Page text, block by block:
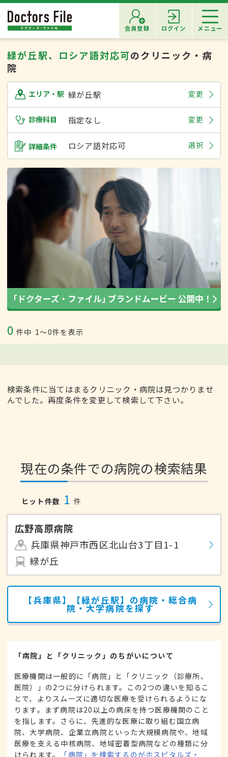
会員登録 ログイン メニュー
緑が丘駅、ロシア語対応可のクリニック・病
院
エリア・駅 緑が丘駅 変更
診療科目 指定なし 変更
詳細条件 ロシア語対応可 選択
0 件中 1〜0件を表示
検索条件に当てはまるクリニック・病院は見つかりませ
んでした。再度条件を変更して検索して下さい。
現在の条件での病院の検索結果
ヒット件数 1 件
広野高原病院
兵庫県神戸市西区北山台3丁目1-1
緑が丘
【兵庫県】【緑が丘駅】の病院・総合病
院・大学病院を探す
「病院」と「クリニック」のちがいについて
医療機関は一般的に「病院」と「クリニック（診療所、
医院）」の2つに分けられます。この2つの違いを知るこ
とで、よりスムーズに適切な医療を受けられるようにな
ります。まず病院は20以上の病床を持つ医療機関のこと
を指します。さらに、先進的な医療に取り組む国立病
院、大学病院、企業立病院といった大規模病院や、地域
医療を支える中核病院、地域密着型病院などの種類に分
けられます。
「病院」を検索するのがホスピタルズ・